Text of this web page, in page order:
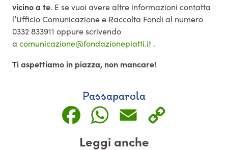
vicino a te. E se vuoi avere altre informazioni contatta
l’Ufficio Comunicazione e Raccolta Fondi al numero
0332 833911 oppure scrivendo
a comunicazione@fondazionepiatti.it .
Ti aspettiamo in piazza, non mancare!
Passaparola
Facebook
WhatsApp
Email
Leggi anche